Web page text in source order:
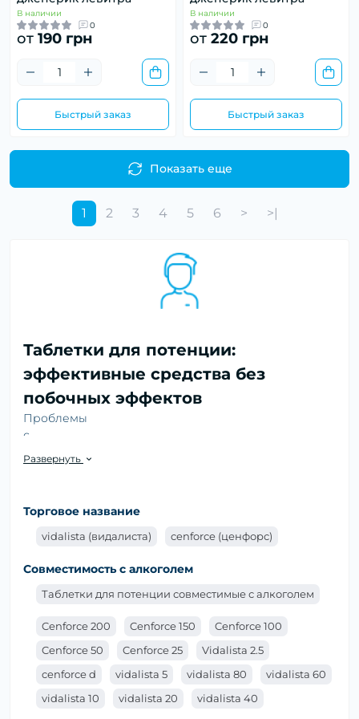
В наличии
0
от 190 грн
Быстрый заказ
В наличии
0
от 220 грн
Быстрый заказ
Показать еще
1 2 3 4 5 6 > >|
Таблетки для потенции:
эффективные средства без
побочных эффектов
Проблемы
с
могут
причинам,
и сегодня
существует
препаратов,
обещающих
сексуальную функцию. Однако таблетки для
потенции, которые можно купить в нашем каталоге
по доступной цене, могут решить данную проблему.
Развернуть
Торговое название
vidalista (видалиста) cenforce (ценфорс)
Совместимость с алкоголем
Таблетки для потенции совместимые с алкоголем
Cenforce 200 Cenforce 150
Cenforce 100
Cenforce 50
Cenforce 25
Vidalista 2.5
cenforce d
vidalista 5 vidalista 80
vidalista 60
vidalista 10
vidalista 20 vidalista 40